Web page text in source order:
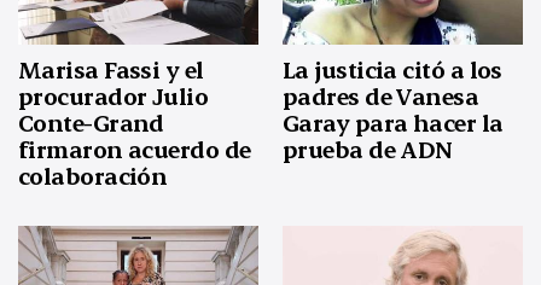
Marisa Fassi y el
procurador Julio
Conte-Grand
firmaron acuerdo de
colaboración
La justicia citó a los
padres de Vanesa
Garay para hacer la
prueba de ADN